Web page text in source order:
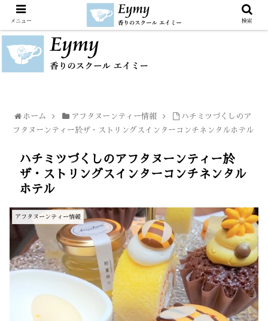
ホーム アフタヌーンティー情報
ハチミツづくしのア
フタヌーンティー於ザ・ストリングスインターコンチネンタルホテル
ハチミツづくしのアフタヌーンティー於
ザ・ストリングスインターコンチネンタル
ホテル
アフタヌーンティー情報
メニュー 検索